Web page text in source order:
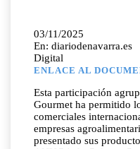
03/11/2025
En: diariodenavarra.es
Digital
ENLACE AL
Esta participación
Gourmet ha permitido
comerciales
empresas
presentado sus